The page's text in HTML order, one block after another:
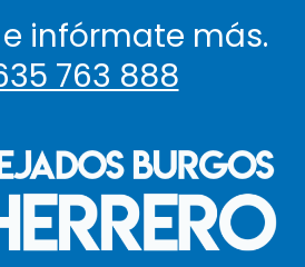
infórmate más.
763 888